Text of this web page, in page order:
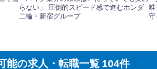
能の求人・転職一覧 104件